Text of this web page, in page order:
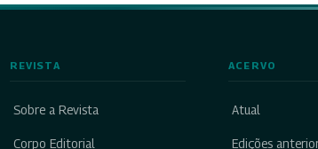
REVISTA
Sobre a Revista
Corpo Editorial
ACERVO
Atual
Edições